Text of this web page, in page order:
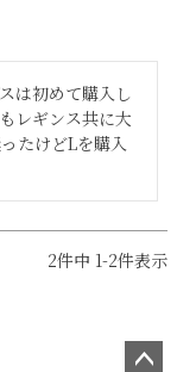
は初めて購入し
レギンス共に大
たけどLを購入
2件中 1-2件表示